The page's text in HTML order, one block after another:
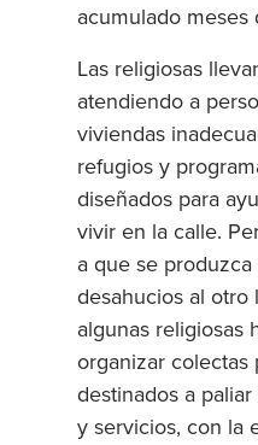
acumulado meses
Las religiosas
atendiendo a
viviendas
refugios y
diseñados para
vivir en la calle.
a que se
desahucios al otro
algunas religiosas
organizar colectas
destinados a
y servicios, con la